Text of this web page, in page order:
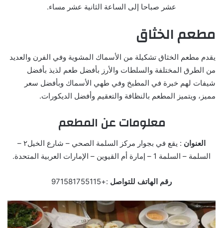
عشر صباحا إلى الساعة الثانية عشر مساء.
مطعم الخثاق
يقدم مطعم الخثاق تشكيلة من الأسماك المشوية وفي الفرن والعديد
من الطرق المختلفة والسلطات والأرز بأفضل طعم لذيذ بأفضل
شيفات لهم خبرة في المطبخ وفي طهي الأسماك وبأفضل سعر
مميز، ويتميز المطعم بالنظافة والتعقيم وأفضل الديكورات.
معلومات عن المطعم
العنوان
: يقع في بجوار مركز السلمة الصحي – شارع الخيل٢ –
السلمة – السلمة 1 – إمارة أم القيوين – الإمارات العربية المتحدة.
رقم الهاتف للتواصل :+971581755115